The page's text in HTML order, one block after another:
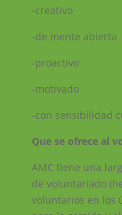
-creativo
-de mente abierta
-proactivo
-motivado
-con sensibilidad
Que se ofrece al
AMC tiene una
de voluntariado
voluntarios en los